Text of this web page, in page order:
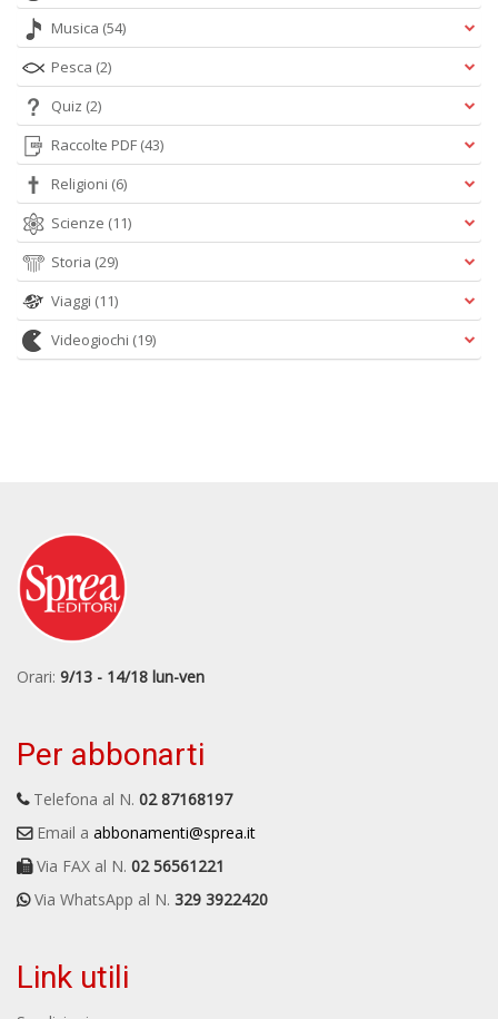
Musica (54)
Pesca (2)
Quiz (2)
Raccolte PDF (43)
Religioni (6)
Scienze (11)
Storia (29)
Viaggi (11)
Videogiochi (19)
Orari: 9/13 - 14/18 lun-ven
Per abbonarti
Telefona al N. 02 87168197
Email a abbonamenti@sprea.it
Via FAX al N. 02 56561221
Via WhatsApp al N. 329 3922420
Link utili